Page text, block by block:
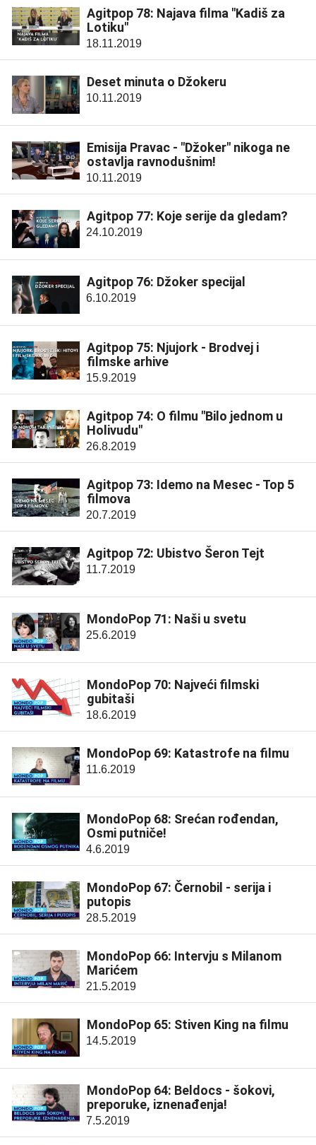
Agitpop 78: Najava filma "Kadiš za
Lotiku"
18.11.2019
Deset minuta o Džokeru
10.11.2019
Emisija Pravac - "Džoker" nikoga ne
ostavlja ravnodušnim!
10.11.2019
Agitpop 77: Koje serije da gledam?
24.10.2019
Agitpop 76: Džoker specijal
6.10.2019
Agitpop 75: Njujork - Brodvej i
filmske arhive
15.9.2019
Agitpop 74: O filmu "Bilo jednom u
Holivudu"
26.8.2019
Agitpop 73: Idemo na Mesec - Top 5
filmova
20.7.2019
Agitpop 72: Ubistvo Šeron Tejt
11.7.2019
MondoPop 71: Naši u svetu
25.6.2019
MondoPop 70: Najveći filmski
gubitaši
18.6.2019
MondoPop 69: Katastrofe na filmu
11.6.2019
MondoPop 68: Srećan rođendan,
Osmi putniče!
4.6.2019
MondoPop 67: Černobil - serija i
putopis
28.5.2019
MondoPop 66: Intervju s Milanom
Marićem
21.5.2019
MondoPop 65: Stiven King na filmu
14.5.2019
MondoPop 64: Beldocs - šokovi,
preporuke, iznenađenja!
7.5.2019